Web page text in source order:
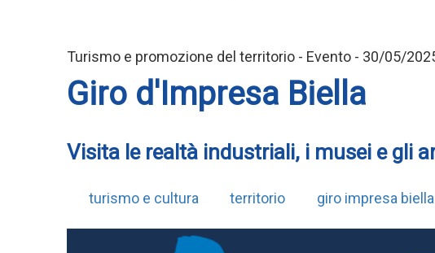
Turismo e promozione del territorio - Evento - 30/05/
Giro d'Impresa Biella
Visita le realtà industriali, i musei e gli
turismo e cultura territorio giro impresa biella